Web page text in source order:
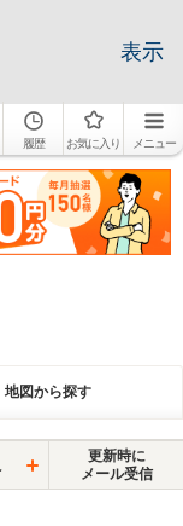
表示
履歴 お気に入り メニュー
地図から探す
更新時に
メール受信